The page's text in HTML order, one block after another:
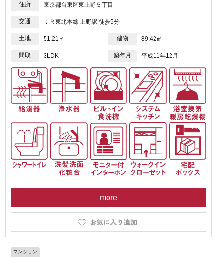
住所 東京都台東区東上野５丁目
交通 ＪＲ東北本線 上野駅 徒歩5分
土地 51.21㎡ 建物 89.42㎡
間取 3LDK 築年月 平成11年12月
more
マンション